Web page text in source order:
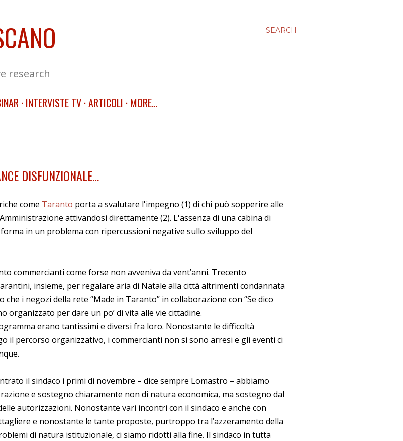
SEARCH
research
INTERVISTE TV ARTICOLI MORE…
DISFUNZIONALE…
come Taranto porta a svalutare l'impegno (1) di chi può sopperire alle
attivandosi direttamente (2). L'assenza di una cabina di
in un problema con ripercussioni negative sullo sviluppo del
commercianti come forse non avveniva da vent’anni. Trecento
insieme, per regalare aria di Natale alla città altrimenti condannata
che i negozi della rete “Made in Taranto” in collaborazione con “Se dico
organizzato per dare un po’ di vita alle vie cittadine.
erano tantissimi e diversi fra loro. Nonostante le difficoltà
il percorso organizzativo, i commercianti non si sono arresi e gli eventi ci
il sindaco i primi di novembre – dice sempre Lomastro – abbiamo
e sostegno chiaramente non di natura economica, ma sostegno dal
autorizzazioni. Nonostante vari incontri con il sindaco e anche con
e nonostante le tante proposte, purtroppo tra l’azzeramento della
di natura istituzionale, ci siamo ridotti alla fine. Il sindaco in tutta